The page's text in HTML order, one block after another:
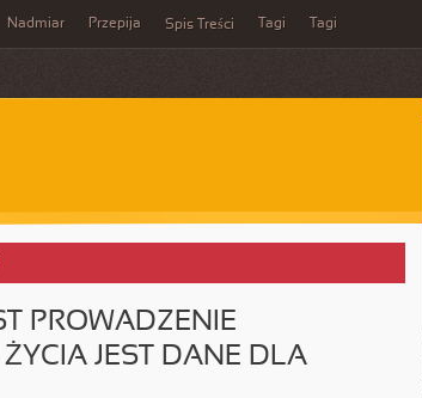
Nadmiar Przepija Spis Treści Tagi Tagi
PROWADZENIE
JEST DANE DLA